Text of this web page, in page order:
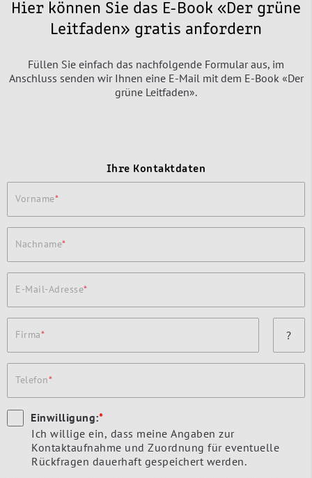
Hier können Sie das E-Book «Der grüne
Leitfaden» gratis anfordern
Füllen Sie einfach das nachfolgende Formular aus, im
Anschluss senden wir Ihnen eine E-Mail mit dem E-Book «Der
grüne Leitfaden».
Ihre Kontaktdaten
Vorname
Nachname
E-Mail-Adresse
Firma ?
Telefon
Einwilligung:*
Ich willige ein, dass meine Angaben zur
Kontaktaufnahme und Zuordnung für eventuelle
Rückfragen dauerhaft gespeichert werden.